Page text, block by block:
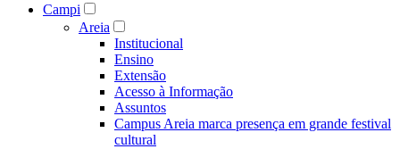
Campi
Areia
Institucional
Ensino
Extensão
Acesso à Informação
Assuntos
Campus Areia marca presença em grande festival
cultural